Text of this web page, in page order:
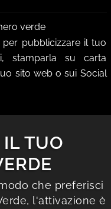
verde
per pubblicizzare il tuo
stamparla su carta
sito web o sui Social
IL TUO
che preferisci
l'attivazione è